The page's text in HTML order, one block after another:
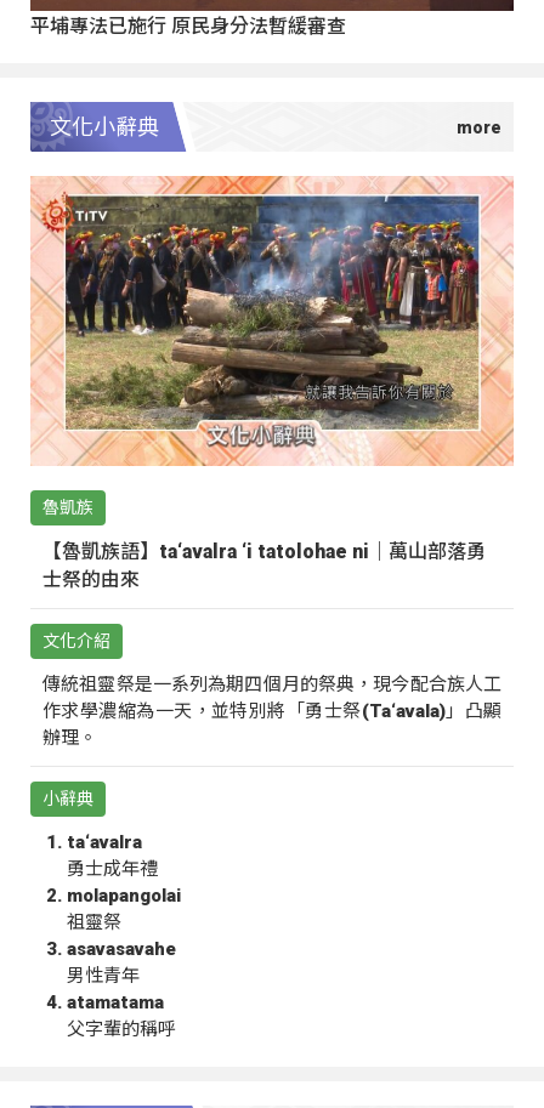
平埔專法已施行 原民身分法暫緩審查
文化小辭典
魯凱族
【魯凱族語】ta‘avalra ‘i tatolohae ni｜萬山部落勇
士祭的由來
文化介紹
傳統祖靈祭是一系列為期四個月的祭典，現今配合族人工
作求學濃縮為一天，並特別將「勇士祭(Ta‘avala)」凸顯
辦理。
小辭典
ta‘avalra
勇士成年禮
molapangolai
祖靈祭
asavasavahe
男性青年
atamatama
父字輩的稱呼